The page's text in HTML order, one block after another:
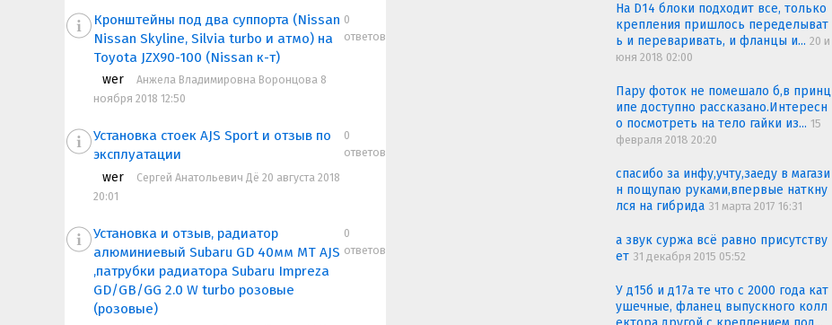
Кронштейны под два суппорта (Nissan
Nissan Skyline, Silvia turbo и атмо) на
Toyota JZX90-100 (Nissan к-т)
wer
Анжела Владимировна Воронцова 8
ноября 2018 12:50
0
ответов
Установка стоек AJS Sport и отзыв по
эксплуатации
wer
Сергей Анатольевич Дё 20 августа 2018
20:01
0
ответов
Установка и отзыв, радиатор
алюминиевый Subaru GD 40мм МТ AJS
,патрубки радиатора Subaru Impreza
GD/GB/GG 2.0 W turbo розовые
(розовые)
0
ответов
На D14 блоки подходит все, только
крепления пришлось переделыват
ь и переваривать, и фланцы и... 20 и
юня 2018 02:00
Пару фоток не помешало б,в принц
ипе доступно рассказано.Интересн
о посмотреть на тело гайки из... 15
февраля 2018 20:20
спасибо за инфу,учту,заеду в магази
н пощупаю руками,впервые наткну
лся на гибрида 31 марта 2017 16:31
а звук суржа всё равно присутству
ет 31 декабря 2015 05:52
У д15б и д17а те что с 2000 года кат
ушечные, фланец выпускного колл